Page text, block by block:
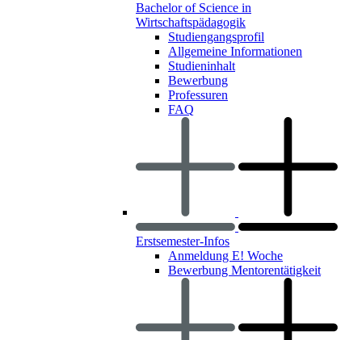
Bachelor of Science in
Wirtschaftspädagogik
Studiengangsprofil
Allgemeine Informationen
Studieninhalt
Bewerbung
Professuren
FAQ
Erstsemester-Infos
Anmeldung E! Woche
Bewerbung Mentorentätigkeit